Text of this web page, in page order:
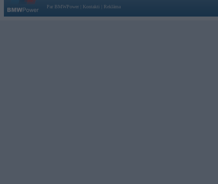
Par BMWPower
Kontakti Reklāma